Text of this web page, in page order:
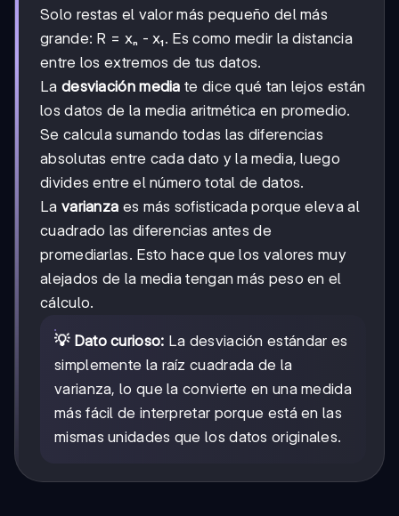
Solo restas el valor más pequeño del más
grande: R = xₙ - x₁. Es como medir la distancia
entre los extremos de tus datos.
La desviación media te dice qué tan lejos están
los datos de la media aritmética en promedio.
Se calcula sumando todas las diferencias
absolutas entre cada dato y la media, luego
divides entre el número total de datos.
La varianza es más sofisticada porque eleva al
cuadrado las diferencias antes de
promediarlas. Esto hace que los valores muy
alejados de la media tengan más peso en el
cálculo.
💡 Dato curioso: La desviación estándar es
simplemente la raíz cuadrada de la
varianza, lo que la convierte en una medida
más fácil de interpretar porque está en las
mismas unidades que los datos originales.